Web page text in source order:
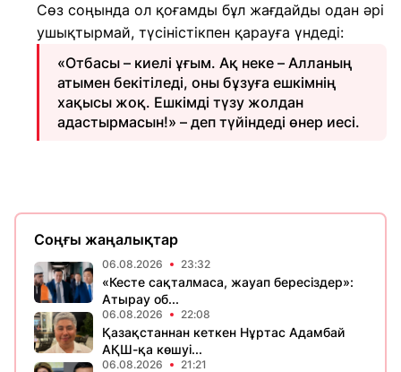
Сөз соңында ол қоғамды бұл жағдайды одан әрі
ушықтырмай, түсіністікпен қарауға үндеді:
«Отбасы – киелі ұғым. Ақ неке – Алланың
атымен бекітіледі, оны бұзуға ешкімнің
хақысы жоқ. Ешкімді түзу жолдан
адастырмасын!» – деп түйіндеді өнер иесі.
Соңғы жаңалықтар
06.08.2026 23:32
«Кесте сақталмаса, жауап бересіздер»:
Атырау об...
06.08.2026 22:08
Қазақстаннан кеткен Нұртас Адамбай
АҚШ-қа көшуі...
06.08.2026 21:21